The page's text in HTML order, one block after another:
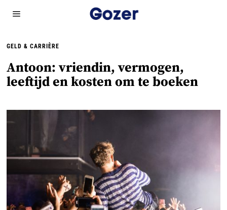
GELD & CARRIÈRE
Antoon: vriendin, vermogen,
leeftijd en kosten om te boeken